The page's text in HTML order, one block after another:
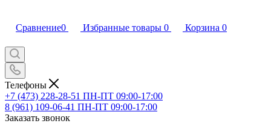
Сравнение0 Избранные товары 0 Корзина 0
Телефоны
+7 (473) 228-28-51 ПН-ПТ 09:00-17:00
8 (961) 109-06-41 ПН-ПТ 09:00-17:00
Заказать звонок